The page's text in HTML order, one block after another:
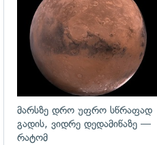
მარსზე დრო უფრო სწრაფად
გადის, ვიდრე დედამიწაზე —
რატომ